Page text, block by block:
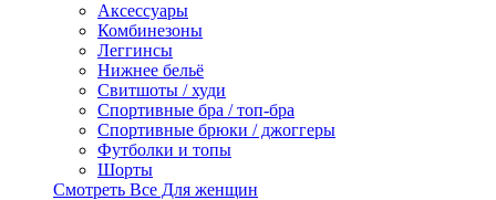
Аксессуары
Комбинезоны
Леггинсы
Нижнее бельё
Свитшоты / худи
Спортивные бра / топ-бра
Спортивные брюки / джоггеры
Футболки и топы
Шорты
Смотреть Все Для женщин